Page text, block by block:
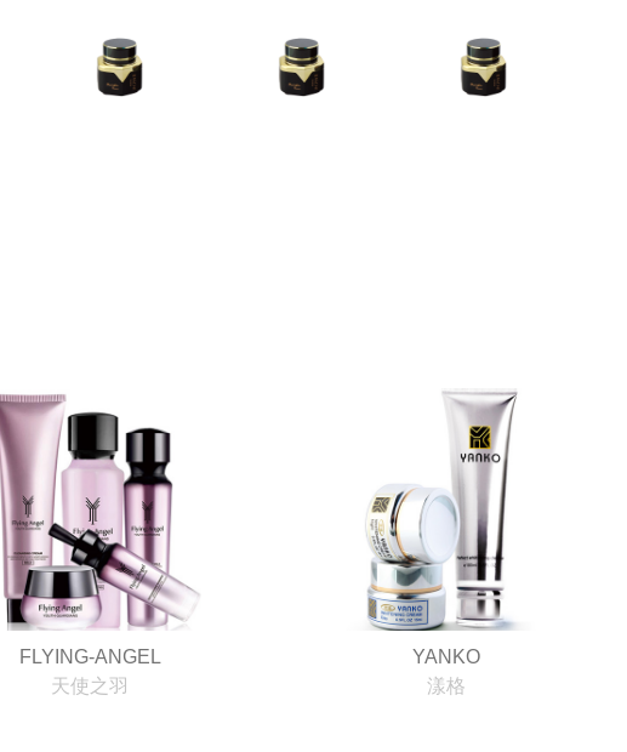
FLYING-ANGEL
天使之羽
YANKO
漾格